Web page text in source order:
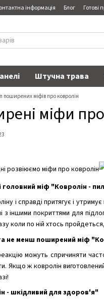
інформація Блог Готові
Штучна трава
поширених міфів про ковролін
міфи
розвіюємо міфи про ковролін
головний міф "Ковролін -
і справді притягує і
з іншими покриттями для
коли по ній хтось
не менш поширений міф
можуть спричиняти
Якщо ж ковролін
- шкідливий для здоров'я"